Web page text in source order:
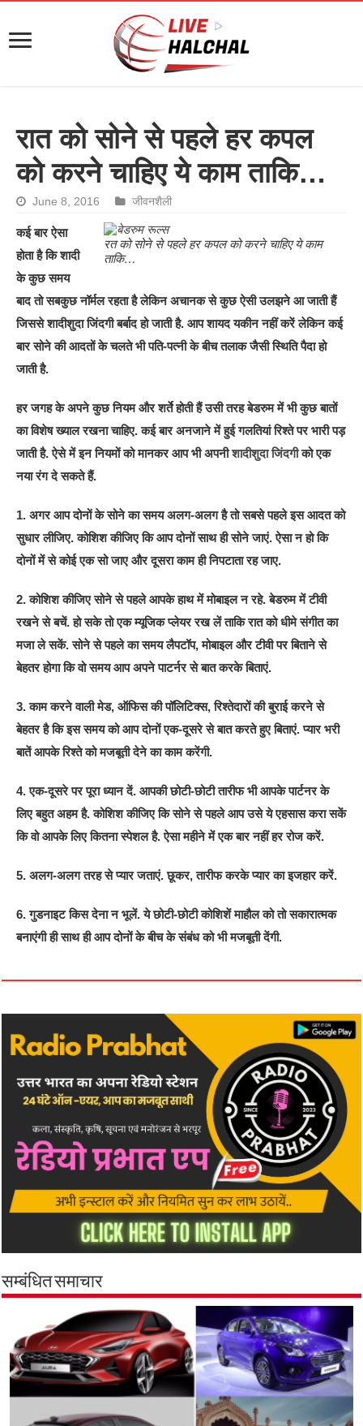
रात को सोने से पहले हर कपल
को करने चाहिए ये काम ताकि…
June 8, 2016 जीवनशैली
रत को सोने से पहले हर कपल को करने चाहिए ये काम
ताकि…
कई बार ऐसा
होता है कि शादी
के कुछ समय
बाद तो सबकुछ नॉर्मल रहता है लेकिन अचानक से कुछ ऐसी उलझने आ जाती हैं
जिससे शादीशुदा जिंदगी बर्बाद हो जाती है. आप शायद यकीन नहीं करें लेकिन कई
बार सोने की आदतों के चलते भी पति-पत्नी के बीच तलाक जैसी स्थिति पैदा हो
जाती है.
हर जगह के अपने कुछ नियम और शर्ते होती हैं उसी तरह बेडरुम में भी कुछ बातों
का विशेष ख्याल रखना चाहिए. कई बार अनजाने में हुई गलतियां रिश्ते पर भारी पड़
जाती है. ऐसे में इन नियमों को मानकर आप भी अपनीशादीशुदा जिंदगीको एक
नया रंग दे सकते हैं.
1. अगर आप दोनों के सोने का समय अलग-अलग है तो सबसे पहले इस आदत को
सुधार लीजिए. कोशिश कीजिए कि आप दोनों साथ ही सोने जाएं. ऐसा न हो कि
दोनों में से कोई एक सो जाए और दूसरा काम ही निपटाता रह जाए.
2. कोशिश कीजिए सोने से पहले आपके हाथ में मोबाइल न रहे. बेडरुम में टीवी
रखने से बचें. हो सके तो एक म्यूजिक प्लेयर रख लें ताकि रात को धीमे संगीत का
मजा ले सकें. सोने से पहले का समय लैपटॉप, मोबाइल और टीवी पर बिताने से
बेहतर होगा कि वो समय आप अपने पाटर्नर से बात करके बिताएं.
3. काम करने वाली मेड, ऑफिस की पॉलिटिक्स, रिश्तेदारों की बुराई करने से
बेहतर है कि इस समय को आप दोनों एक-दूसरे से बात करते हुए बिताएं. प्यार भरी
बातें आपके रिश्ते को मजबूती देने का काम करेंगी.
4. एक-दूसरे पर पूरा ध्यान दें. आपकी छोटी-छोटी तारीफ भी आपके पार्टनर के
लिए बहुत अहम है. कोशिश कीजिए कि सोने से पहले आप उसे ये एहसास करा सकें
कि वो आपके लिए कितना स्पेशल है. ऐसा महीने में एक बार नहीं हर रोज करें.
5. अलग-अलग तरह से प्यार जताएं. छूकर, तारीफ करके प्यार का इजहार करें.
6. गुडनाइट किस देना न भूलें. ये छोटी-छोटी कोशिशें माहौल को तो सकारात्मक
बनाएंगी ही साथ ही आप दोनों के बीच के संबंध को भी मजबूती देंगी.
सम्बंधित समाचार